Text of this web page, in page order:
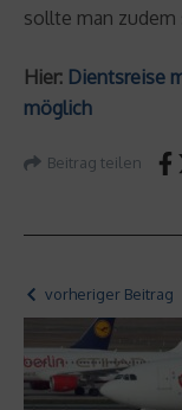
sollte man zudem
Hier: Dientsreise
möglich
Beitrag teilen
vorheriger Beitrag